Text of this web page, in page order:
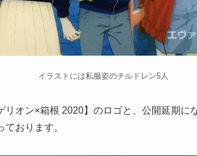
イラストには私服姿のチルドレン5人
リオン×箱根 2020】のロゴと、公開延期に
おります。